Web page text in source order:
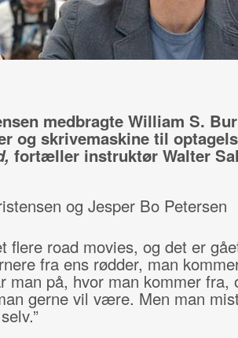
medbragte William S.
og skrivemaskine til
fortæller instruktør Walter
og Jesper Bo Petersen
flere road movies, og det er
fra ens rødder, man
man på, hvor man kommer fra,
gerne vil være. Men man